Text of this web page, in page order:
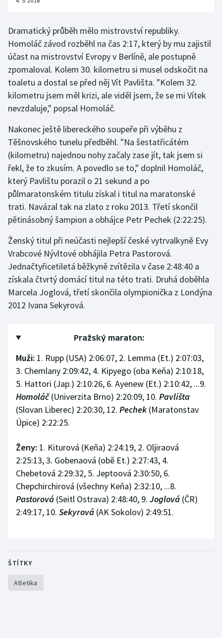
Veslování
Vodní slalom
Volejbal
Ostatní
Dramatický průběh mělo mistrovství republiky.
Homoláč závod rozběhl na čas 2:17, který by mu zajistil
účast na mistrovství Evropy v Berlíně, ale postupně
zpomaloval. Kolem 30. kilometru si musel odskočit na
toaletu a dostal se před něj Vít Pavlišta. "Kolem 32.
kilometru jsem měl krizi, ale viděl jsem, že se mi Vítek
nevzdaluje," popsal Homoláč.
Nakonec ještě libereckého soupeře při výběhu z
Těšnovského tunelu předběhl. "Na šestatřicátém
(kilometru) najednou nohy začaly zase jít, tak jsem si
řekl, že to zkusím. A povedlo se to," doplnil Homoláč,
který Pavlištu porazil o 21 sekund a po
půlmaratonském titulu získal i titul na maratonské
trati. Navázal tak na zlato z roku 2013. Třetí skončil
pětinásobný šampion a obhájce Petr Pechek (2:22:25).
Ženský titul při neúčasti nejlepší české vytrvalkyně Evy
Vrabcové Nývltové obhájila Petra Pastorová.
Jednačtyřicetiletá běžkyně zvítězila v čase 2:48:40 a
získala čtvrtý domácí titul na této trati. Druhá doběhla
Marcela Joglová, třetí skončila olympionička z Londýna
2012 Ivana Sekyrová.
Pražský maraton:
Muži: 1. Rupp (USA) 2:06:07, 2. Lemma (Et.) 2:07:03,
3. Chemlany 2:09:42, 4. Kipyego (oba Keňa) 2:10:18,
5. Hattori (Jap.) 2:10:26, 6. Ayenew (Et.) 2:10:42, ...9.
Homoláč(Univerzita Brno) 2:20:09, 10. Pavlišta
(Slovan Liberec) 2:20:30, 12. Pechek (Maratonstav
Úpice) 2:22:25.
Ženy: 1. Kiturová (Keňa) 2:24:19, 2. Oljiraová
2:25:13, 3. Gobenaová (obě Et.) 2:27:43, 4.
Chebetová 2:29:32, 5. Jeptoová 2:30:50, 6.
Chepchirchirová (všechny Keňa) 2:32:10, ...8.
Pastorová (Seitl Ostrava) 2:48:40, 9. Joglová (ČR)
2:49:17, 10. Sekyrová (AK Sokolov) 2:49:51.
ŠTÍTKY
Atletika